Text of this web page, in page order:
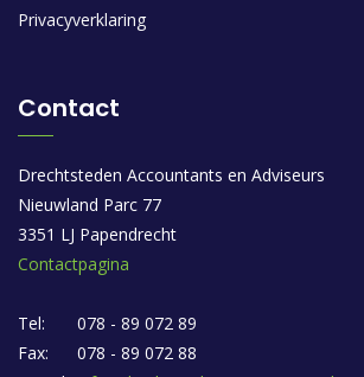
Privacyverklaring
Contact
Drechtsteden Accountants en Adviseurs
Nieuwland Parc 77
3351 LJ Papendrecht
Contactpagina
Tel:
078 - 89 072 89
Fax:
078 - 89 072 88